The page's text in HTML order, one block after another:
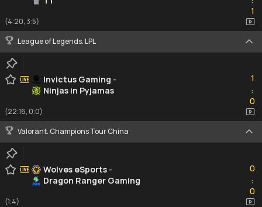
1
(4:20, 3:5)
League of Legends. LPL
Invictus Gaming -
Ninjas in Pyjamas
1
:0
0
(22:16, 0:0)
Valorant. Champions Tour China
Wolves eSports -
Dragon Ranger Gaming
0
:0
0
(1:4)